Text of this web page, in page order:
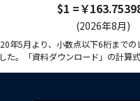
$1 =￥
(2026年8月)
年5月より、小数点以下6桁まで
た。「資料ダウンロード」の計算